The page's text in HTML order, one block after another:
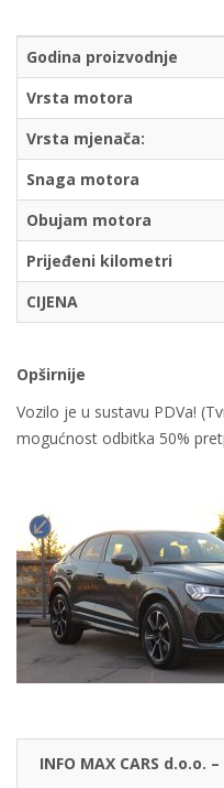
Godina proizvodnje
Vrsta motora
Vrsta mjenača:
Snaga motora
Obujam motora
Prijeđeni kilometri
CIJENA
Opširnije
Vozilo je u sustavu PDVa!
mogućnost odbitka 50%
INFO MAX CARS d.o.o.